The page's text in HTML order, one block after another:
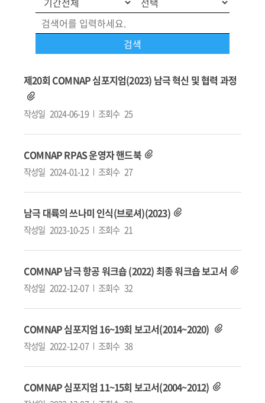
제20회 COMNAP 심포지엄(2023) 남극 혁신 및 협력 과정
작성일 2024-06-19 조회수 25
COMNAP RPAS 운영자 핸드북
작성일 2024-01-12 조회수 27
남극 대륙의 쓰나미 인식(브로셔)(2023)
작성일 2023-10-25 조회수 21
COMNAP 남극 항공 워크숍 (2022) 최종 워크숍 보고서
작성일 2022-12-07 조회수 32
COMNAP 심포지엄 16~19회 보고서(2014~2020)
작성일 2022-12-07 조회수 38
COMNAP 심포지엄 11~15회 보고서(2004~2012)